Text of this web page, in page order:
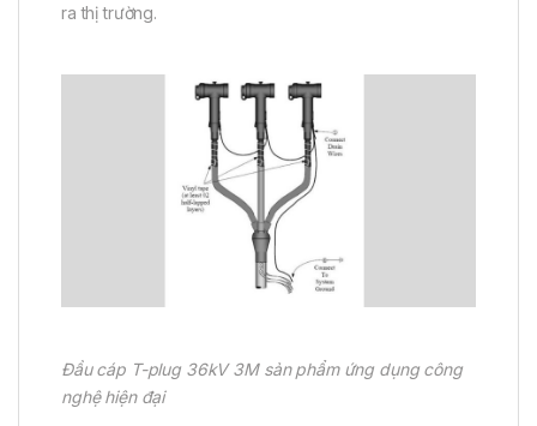
ra thị trường.
Đầu cáp T-plug 36kV 3M sản phẩm ứng dụng công
nghệ hiện đại